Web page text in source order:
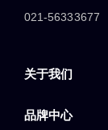
021-56333677
关于我们
品牌中心